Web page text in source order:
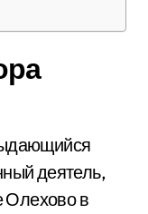
деятель,
Олехово в